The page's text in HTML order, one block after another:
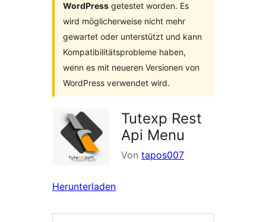
WordPress getestet worden. Es
wird möglicherweise nicht mehr
gewartet oder unterstützt und kann
Kompatibilitätsprobleme haben,
wenn es mit neueren Versionen von
WordPress verwendet wird.
Tutexp Rest
Api Menu
Von tapos007
Herunterladen